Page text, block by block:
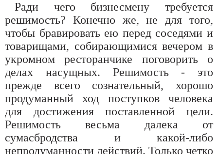
Ради чего бизнесмену требуется
решимость? Конечно же, не для того,
чтобы бравировать ею перед соседями и
товарищами, собирающимися вечером в
укромном ресторанчике поговорить о
делах насущных. Решимость - это
прежде всего сознательный, хорошо
продуманный ход поступков человека
для достижения поставленной цели.
Решимость весьма далека от
сумасбродства и какой-либо
непродуманности действий. Только четко